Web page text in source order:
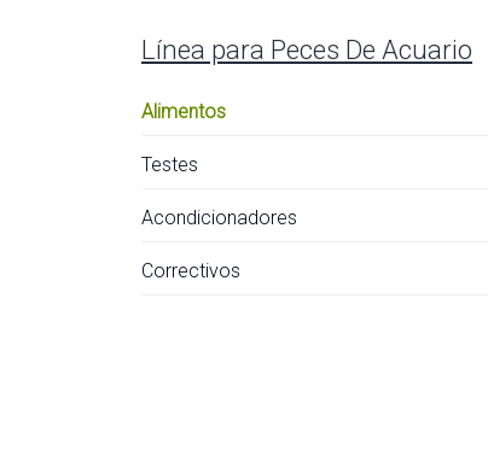
Línea para Peces De Acuario
Alimentos
Testes
Acondicionadores
Correctivos